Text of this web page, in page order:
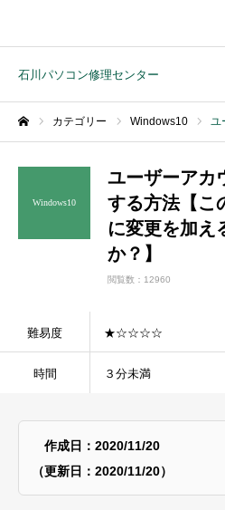
石川パソコン修理センター
カテゴリー Windows10 ユーザ
Windows10
ユーザーアカ
する方法【こ
に変更を加え
か？】
閲覧数：12960
難易度 ★☆☆☆☆
時間 ３分未満
作成日：2020/11/20
（更新日：2020/11/20）